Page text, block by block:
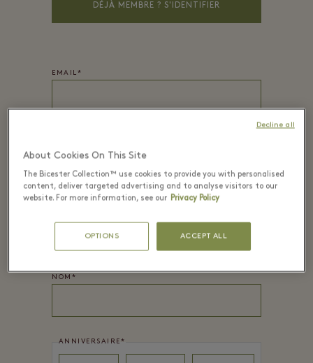
DÉJÀ MEMBRE ? S'IDENTIFIER
EMAIL*
NOM *
ANNIVERSAIRE*
Day Month Year
About Cookies On This Site
The Bicester Collection™ use cookies to provide you with personalised
content, deliver targeted advertising and to analyse visitors to our
website. For more information, see our Privacy Policy
OPTIONS ACCEPT ALL
Decline all